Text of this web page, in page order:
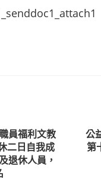
員福利文教
二日自我成
退休人員，
公
第